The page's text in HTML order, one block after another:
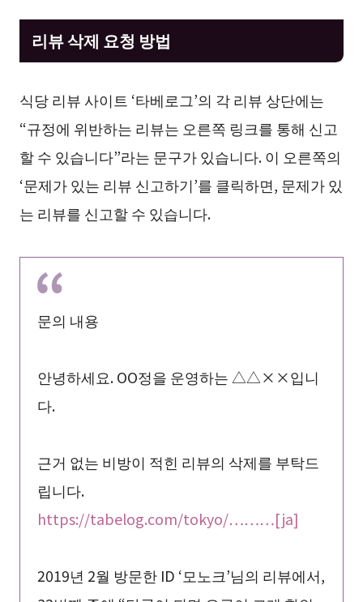
리뷰 삭제 요청 방법
식당 리뷰 사이트 ‘타베로그’의 각 리뷰 상단에는
“규정에 위반하는 리뷰는 오른쪽 링크를 통해 신고
할 수 있습니다”라는 문구가 있습니다. 이 오른쪽의
‘문제가 있는 리뷰 신고하기’를 클릭하면, 문제가 있
는 리뷰를 신고할 수 있습니다.
문의 내용
안녕하세요. OO정을 운영하는 △△××입니
다.
근거 없는 비방이 적힌 리뷰의 삭제를 부탁드
립니다.
https://tabelog.com/tokyo/………[ja]
2019년 2월 방문한 ID ‘모노크’님의 리뷰에서,